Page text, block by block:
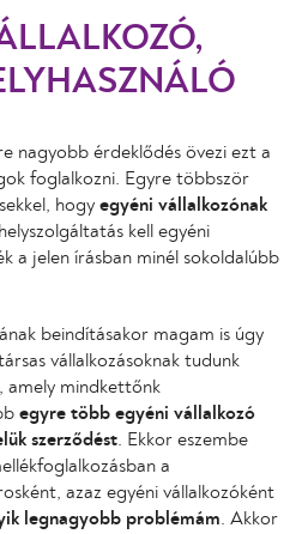
nagyobb érdeklődés övezi ezt a
foglalkozni. Egyre többször
hogy egyéni vállalkozónak
kell egyéni
a jelen írásban minél sokoldalúbb
beindításakor magam is úgy
vállalkozásoknak tudunk
amely mindkettőnk
egyre több egyéni vállalkozó
szerződést . Ekkor eszembe
a
azaz egyéni vállalkozóként
legnagyobb problémám . Akkor